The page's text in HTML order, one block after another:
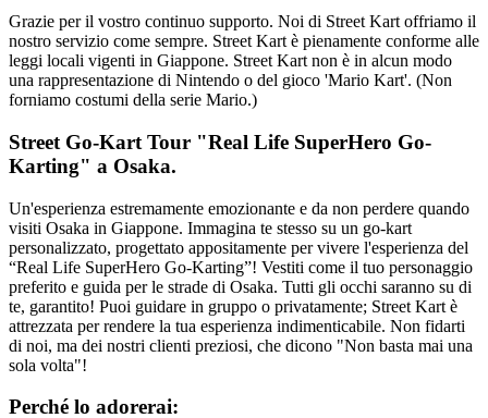
Grazie per il vostro continuo supporto. Noi di Street Kart offriamo il
nostro servizio come sempre. Street Kart è pienamente conforme alle
leggi locali vigenti in Giappone. Street Kart non è in alcun modo
una rappresentazione di Nintendo o del gioco 'Mario Kart'. (Non
forniamo costumi della serie Mario.)
Street Go-Kart Tour "Real Life SuperHero Go-
Karting" a Osaka.
Un'esperienza estremamente emozionante e da non perdere quando
visiti Osaka in Giappone. Immagina te stesso su un go-kart
personalizzato, progettato appositamente per vivere l'esperienza del
“Real Life SuperHero Go-Karting”! Vestiti come il tuo personaggio
preferito e guida per le strade di Osaka. Tutti gli occhi saranno su di
te, garantito! Puoi guidare in gruppo o privatamente; Street Kart è
attrezzata per rendere la tua esperienza indimenticabile. Non fidarti
di noi, ma dei nostri clienti preziosi, che dicono "Non basta mai una
sola volta"!
Perché lo adorerai: